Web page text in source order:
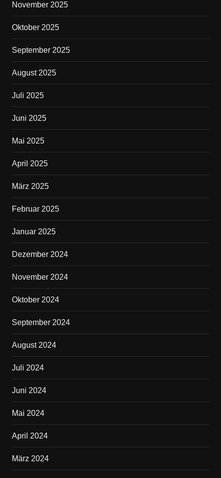
November 2025
Oktober 2025
September 2025
August 2025
Juli 2025
Juni 2025
Mai 2025
April 2025
März 2025
Februar 2025
Januar 2025
Dezember 2024
November 2024
Oktober 2024
September 2024
August 2024
Juli 2024
Juni 2024
Mai 2024
April 2024
März 2024